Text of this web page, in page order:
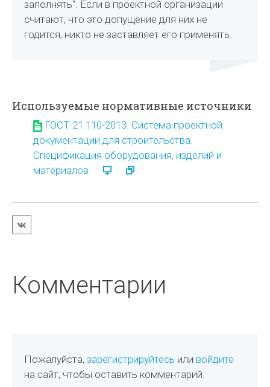
заполнять". Если в проектной организации
считают, что это допущение для них не
годится, никто не заставляет его применять.
Используемые нормативные источники
ГОСТ 21.110-2013. Система проектной
документации для строительства.
Спецификация оборудования, изделий и
материалов
Комментарии
Пожалуйста,зарегистрируйтесь или войдите
на сайт, чтобы оставить комментарий.